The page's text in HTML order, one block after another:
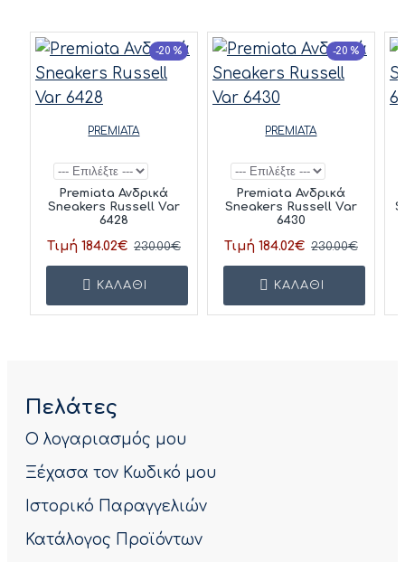
-20 %
PREMIATA
Premiata Ανδρικά
Sneakers Russell Var
6428
Τιμή 184.02€ 230.00€
ΚΑΛΆΘΙ
-20 %
PREMIATA
Premiata Ανδρικά
Sneakers Russell Var
6430
Τιμή 184.02€ 230.00€
ΚΑΛΆΘΙ
Πελάτες
Ο λογαριασμός μου
Ξέχασα τον Κωδικό μου
Ιστορικό Παραγγελιών
Κατάλογος Προϊόντων